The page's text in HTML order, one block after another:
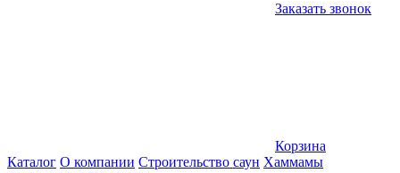
Заказать звонок
Корзина
Каталог О компании Строительство саун Хаммамы